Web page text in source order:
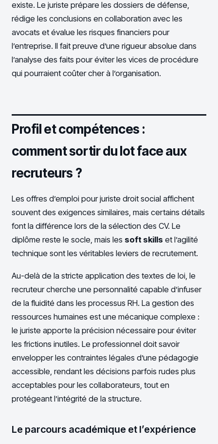
existe. Le juriste prépare les dossiers de défense,
rédige les conclusions en collaboration avec les
avocats et évalue les risques financiers pour
l’entreprise. Il fait preuve d’une rigueur absolue dans
l’analyse des faits pour éviter les vices de procédure
qui pourraient coûter cher à l’organisation.
Profil et compétences :
comment sortir du lot face aux
recruteurs ?
Les offres d’emploi pour juriste droit social affichent
souvent des exigences similaires, mais certains détails
font la différence lors de la sélection des CV. Le
diplôme reste le socle, mais les soft skills et l’agilité
technique sont les véritables leviers de recrutement.
Au-delà de la stricte application des textes de loi, le
recruteur cherche une personnalité capable d’infuser
de la fluidité dans les processus RH. La gestion des
ressources humaines est une mécanique complexe :
le juriste apporte la précision nécessaire pour éviter
les frictions inutiles. Le professionnel doit savoir
envelopper les contraintes légales d’une pédagogie
accessible, rendant les décisions parfois rudes plus
acceptables pour les collaborateurs, tout en
protégeant l’intégrité de la structure.
Le parcours académique et l’expérience